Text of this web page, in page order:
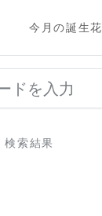
今月の誕生花
検索結果